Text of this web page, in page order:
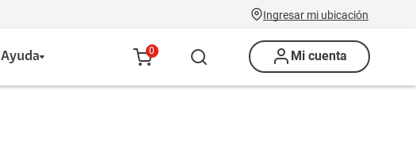
Ingresar mi ubicación
Ayuda 0 Mi cuenta